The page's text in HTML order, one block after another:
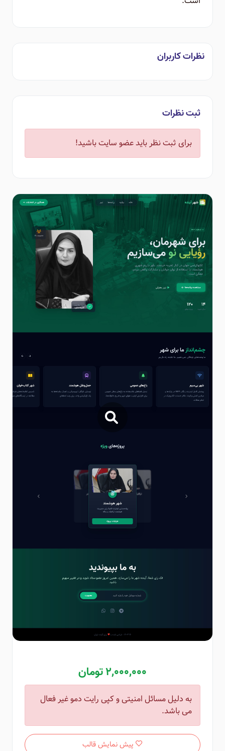
نظرات کاربران
ثبت نظرات
برای ثبت نظر باید عضو سایت باشید!
2,000,000 تومان
به دلیل مسائل امنیتی و کپی رایت دمو غیر فعال
می باشد.
پیش نمایش قالب